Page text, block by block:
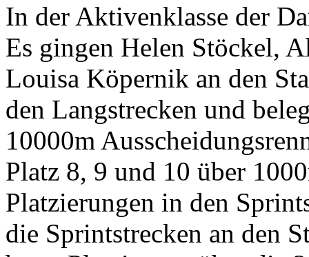
In der Aktivenklasse der
Es gingen Helen Stöckel,
Louisa Köpernik an den
den Langstrecken und
10000m
Platz 8, 9 und 10 über
Platzierungen in den
die Sprintstrecken an den